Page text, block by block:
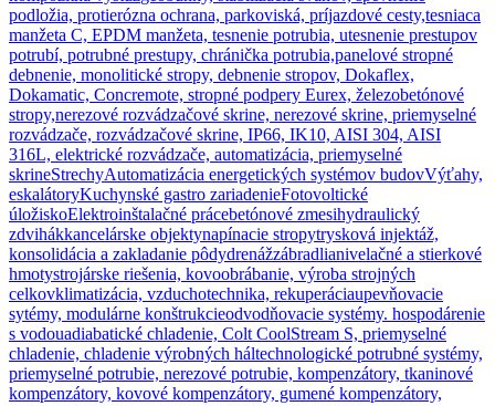
podložia, protierózna ochrana, parkoviská, príjazdové cesty,tesniaca
manžeta C, EPDM manžeta, tesnenie potrubia, utesnenie prestupov
potrubí, potrubné prestupy, chránička potrubia,panelové stropné
debnenie, monolitické stropy, debnenie stropov, Dokaflex,
Dokamatic, Concremote, stropné podpery Eurex, železobetónové
stropy,nerezové rozvádzačové skrine, nerezové skrine, priemyselné
rozvádzače, rozvádzačové skrine, IP66, IK10, AISI 304, AISI
316L, elektrické rozvádzače, automatizácia, priemyselné
skrineStrechyAutomatizácia energetických systémov budovVýťahy,
eskalátoryKuchynské gastro zariadenieFotovoltické
úložiskoElektroinštalačné prácebetónové zmesihydraulický
zdvihákkancelárske objektynapínacie stropytrysková injektáž,
konsolidácia a zakladanie pôdydrenážzábradlianivelačné a stierkové
hmotystrojárske riešenia, kovoobrábanie, výroba strojných
celkovklimatizácia, vzduchotechnika, rekuperáciaupevňovacie
sytémy, modulárne konštrukcieodvodňovacie systémy. hospodárenie
s vodouadiabatické chladenie, Colt CoolStream S, priemyselné
chladenie, chladenie výrobných háltechnologické potrubné systémy,
priemyselné potrubie, nerezové potrubie, kompenzátory, tkaninové
kompenzátory, kovové kompenzátory, gumené kompenzátory,